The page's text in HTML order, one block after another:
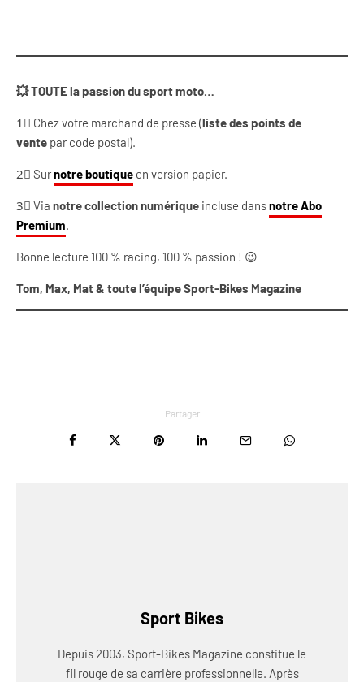
💥 TOUTE la passion du sport moto…
1⃣ Chez votre marchand de presse (liste des points de
vente par code postal).
2⃣ Surnotre boutique en version papier.
3⃣ Via notre collection numérique incluse dansnotre Abo
Premium.
Bonne lecture 100 % racing, 100 % passion ! 😉
Tom, Max, Mat & toute l’équipe Sport-Bikes Magazine
Partager
Sport Bikes
Depuis 2003, Sport-Bikes Magazine constitue le
fil rouge de sa carrière professionnelle. Après